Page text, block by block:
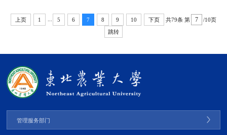
上页 1 5 6 7 8 9 10 下页 共79条 第 /10页
跳转
管理服务部门